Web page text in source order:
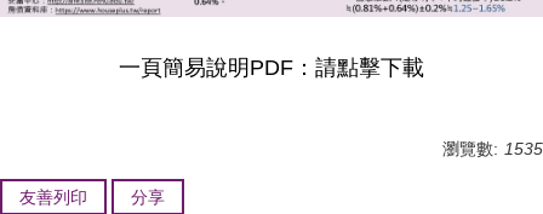
一頁簡易說明PDF： 請點擊下載
瀏覽數: 1535
友善列印 分享